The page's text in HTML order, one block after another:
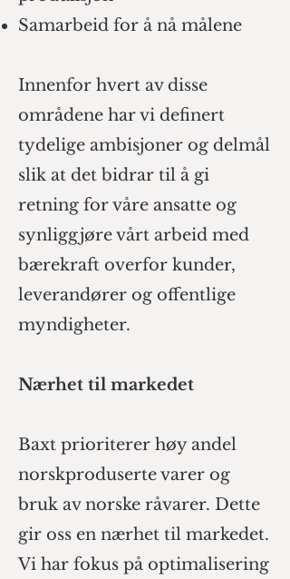
Samarbeid for å nå målene
Innenfor hvert av disse
områdene har vi definert
tydelige ambisjoner og delmål
slik at det bidrar til å gi
retning for våre ansatte og
synliggjøre vårt arbeid med
bærekraft overfor kunder,
leverandører og offentlige
myndigheter.
Nærhet til markedet
Baxt prioriterer høy andel
norskproduserte varer og
bruk av norske råvarer. Dette
gir oss en nærhet til markedet.
Vi har fokus på optimalisering